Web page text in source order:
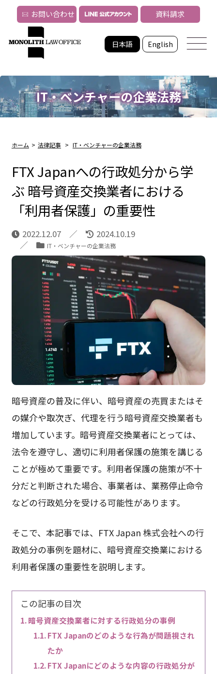
日本語 English
お問い合わせ 資料請求
IT・ベンチャーの企業法務
ホーム > 法律記事 > IT・ベンチャーの企業法務
FTX Japanへの行政処分から学
ぶ 暗号資産交換業者における
「利用者保護」の重要性
2022.12.07 2024.10.19
IT・ベンチャーの企業法務
暗号資産の普及に伴い、暗号資産の売買またはそ
の媒介や取次ぎ、代理を行う暗号資産交換業者も
増加しています。暗号資産交換業者にとっては、
法令を遵守し、適切に利用者保護の施策を講じる
ことが極めて重要です。利用者保護の施策が不十
分だと判断された場合、事業者は、業務停止命令
などの行政処分を受ける可能性があります。
そこで、本記事では、FTX Japan 株式会社への行
政処分の事例を題材に、暗号資産交換業における
利用者保護の重要性を説明します。
この記事の目次
暗号資産交換業者に対する行政処分の事例
FTX Japanのどのような行為が問題視され
たか
FTX Japanにどのような内容の行政処分が